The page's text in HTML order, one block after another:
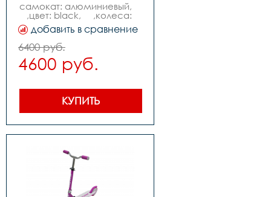
самокат: алюминиевый,
,цвет: black,     ,колеса:
200mm pu,  ,подшипники:
abec-7,          ,вес:
3.7kg,,нагрузка макс:
добавить в сравнение
6400 руб.
4600 руб.
КУПИТЬ